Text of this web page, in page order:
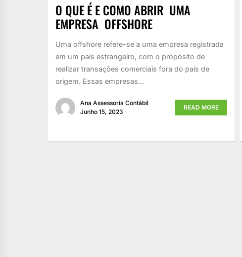
O QUE É E COMO ABRIR UMA
EMPRESA OFFSHORE
Uma offshore refere-se a uma empresa registrada
em um país estrangeiro, com o propósito de
realizar transações comerciais fora do país de
origem. Essas empresas...
Ana Assessoria Contábil
Junho 15, 2023
READ MORE